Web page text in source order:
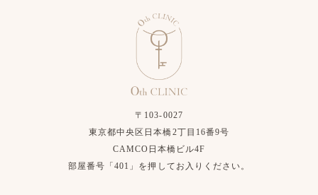
〒103-0027
東京都中央区日本橋2丁目16番9号
CAMCO日本橋ビル4F
部屋番号「401」を押してお入りください。